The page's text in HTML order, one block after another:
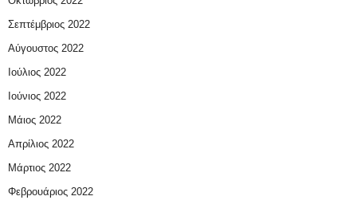
Σεπτέμβριος 2022
Αύγουστος 2022
Ιούλιος 2022
Ιούνιος 2022
Μάιος 2022
Απρίλιος 2022
Μάρτιος 2022
Φεβρουάριος 2022